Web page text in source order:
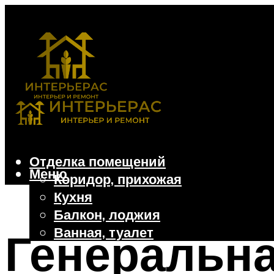
Отделка помещений
Коридор, прихожая
Кухня
Балкон, лоджия
Ванная, туалет
Дачные и частные дома
Отделочные материалы
Меню